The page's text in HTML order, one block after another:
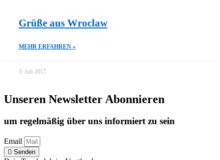
Grüße aus Wroclaw
MEHR ERFAHREN »
3. Juli 2017
Unseren Newsletter Abonnieren
um regelmäßig über uns informiert zu sein
Email
Senden